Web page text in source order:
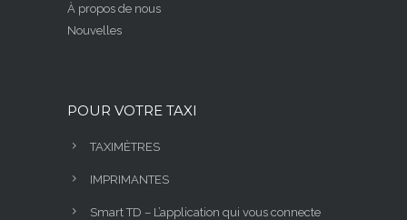
À propos de nous
Nouvelles
POUR VOTRE TAXI
TAXIMÈTRES
IMPRIMANTES
Smart TD – L’application qui vous connecte